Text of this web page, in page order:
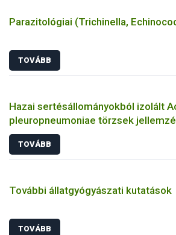
Parazitológiai (Trichinella,
TOVÁBB
Hazai sertésállományokból izolált
pleuropneumoniae törzsek
TOVÁBB
További állatgyógyászati kutatások
TOVÁBB